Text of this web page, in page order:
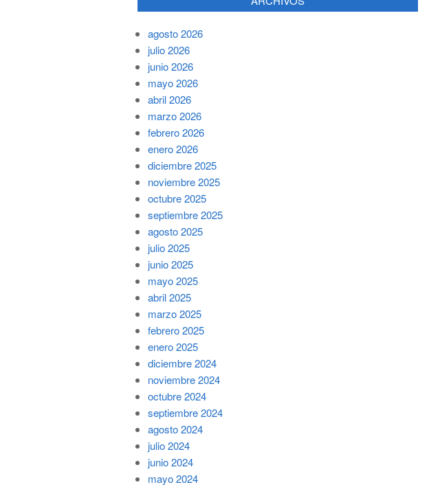
agosto 2026
julio 2026
junio 2026
mayo 2026
abril 2026
marzo 2026
febrero 2026
enero 2026
diciembre 2025
noviembre 2025
octubre 2025
septiembre 2025
agosto 2025
julio 2025
junio 2025
mayo 2025
abril 2025
marzo 2025
febrero 2025
enero 2025
diciembre 2024
noviembre 2024
octubre 2024
septiembre 2024
agosto 2024
julio 2024
junio 2024
mayo 2024